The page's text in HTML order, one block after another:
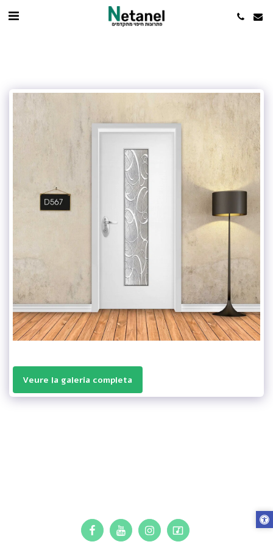
Veure la galeria completa